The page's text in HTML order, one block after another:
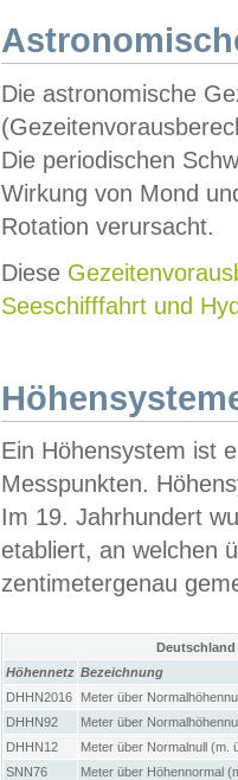
Die astronomische
Die periodischen
Wirkung von Mond
Rotation verursacht.
Diese
Seeschifffahrt und
Ein Höhensystem ist
Messpunkten.
Im 19. Jahrhundert
etabliert, an welchen
zentimetergenau
Höhennetz Bezeichnung
DHHN2016
Meter über
DHHN92
Meter über
DHHN12
Meter über Normalnull (m.
SNN76
Meter über Höhennormal